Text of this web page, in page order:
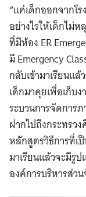
“แค่เด็กออกจากโ
อย่างไรให้เด็กไม่
ที่มีห้อง ER
มี Emergency
กลับเข้ามาเรียนแล้
เด็กมาคุยเพื่อเก็บ
ระบวนการจัดการภ
ฝากไปถึงกระทร
หลักสูตรวิธีการที่เ
มาเรียนแล้วจะมีรู
องค์การบริหารส่ว